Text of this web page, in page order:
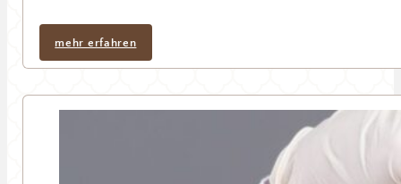
mehr erfahren